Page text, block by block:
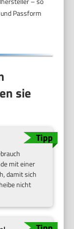
Passform
sie
mit einer
damit sich
nicht